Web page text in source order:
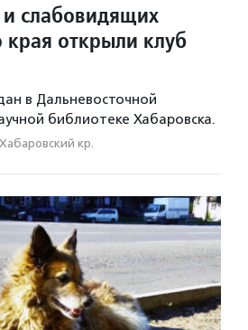
слабовидящих
края открыли клуб
в Дальневосточной
библиотеке Хабаровска.
Хабаровский кр.